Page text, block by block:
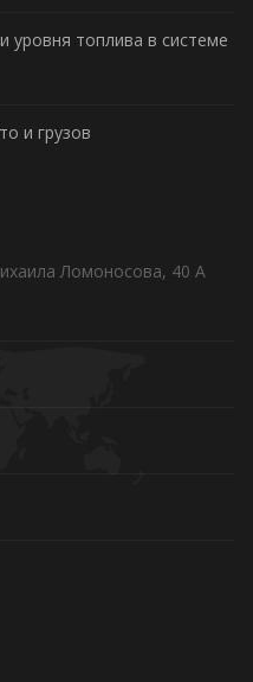
уровня топлива в системе
и грузов
Ломоносова, 40 А